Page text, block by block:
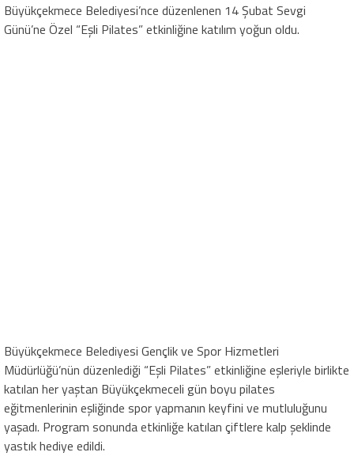
Büyükçekmece Belediyesi’nce düzenlenen 14 Şubat Sevgi
Günü’ne Özel “Eşli Pilates” etkinliğine katılım yoğun oldu.
Büyükçekmece Belediyesi Gençlik ve Spor Hizmetleri
Müdürlüğü’nün düzenlediği “Eşli Pilates” etkinliğine eşleriyle birlikte
katılan her yaştan Büyükçekmeceli gün boyu pilates
eğitmenlerinin eşliğinde spor yapmanın keyfini ve mutluluğunu
yaşadı. Program sonunda etkinliğe katılan çiftlere kalp şeklinde
yastık hediye edildi.